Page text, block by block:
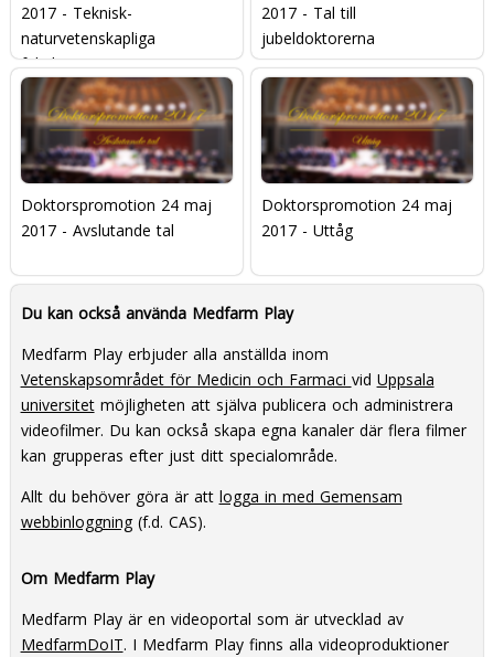
2017 - Teknisk-
naturvetenskapliga
fakulteten
2017 - Tal till
jubeldoktorerna
Doktorspromotion 24 maj
2017 - Avslutande tal
Doktorspromotion 24 maj
2017 - Uttåg
Du kan också använda Medfarm Play
Medfarm Play erbjuder alla anställda inom
Vetenskapsområdet för Medicin och Farmaci vid Uppsala
universitetmöjligheten att själva publicera och administrera
videofilmer. Du kan också skapa egna kanaler där flera filmer
kan grupperas efter just ditt specialområde.
Allt du behöver göra är att logga in med Gemensam
webbinloggning(f.d. CAS).
Om Medfarm Play
Medfarm Play är en videoportal som är utvecklad av
MedfarmDoIT. I Medfarm Play finns alla videoproduktioner